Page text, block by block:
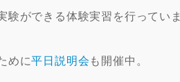
験ができる体験実習を行っていま
めに平日説明会も開催中。